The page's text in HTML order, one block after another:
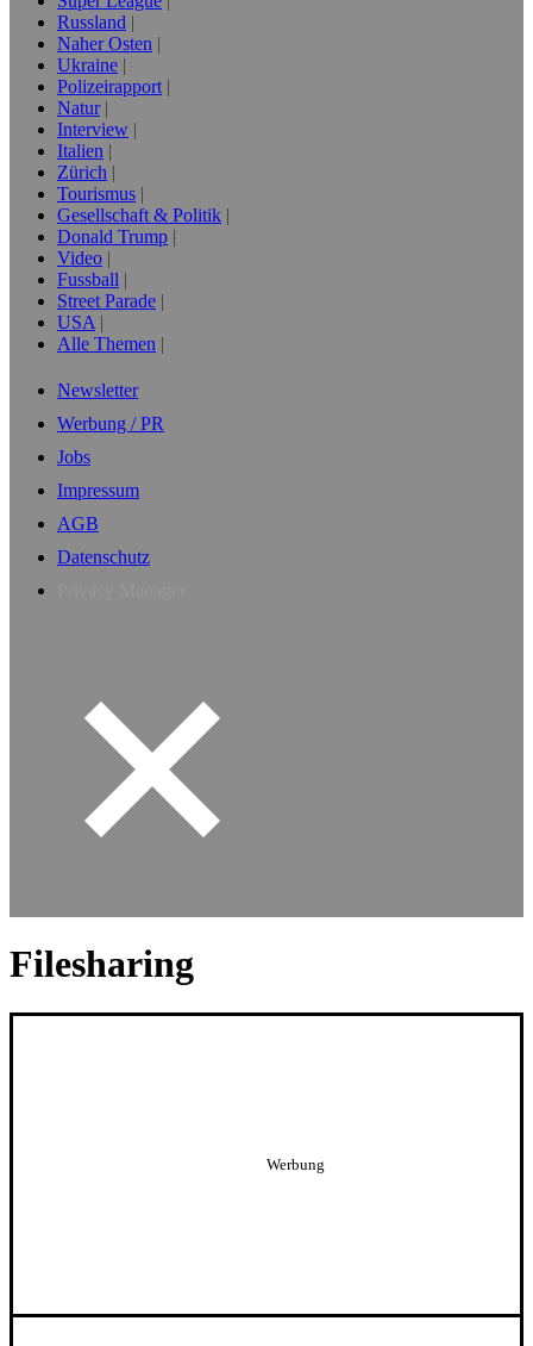
Russland
Naher Osten
Ukraine
Polizeirapport
Natur
Interview
Italien
Zürich
Tourismus
Gesellschaft & Politik
Donald Trump
Video
Fussball
Street Parade
USA
Alle Themen
Newsletter
Werbung / PR
Jobs
Impressum
AGB
Datenschutz
Filesharing